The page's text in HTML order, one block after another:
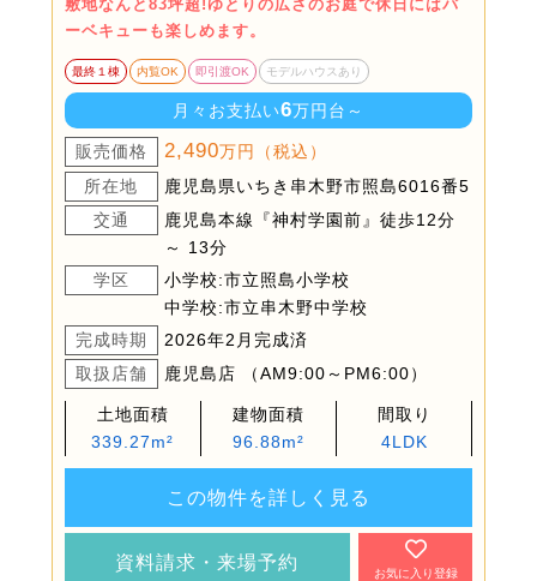
敷地なんと83坪超!ゆとりの広さのお庭で休日にはバ
ーベキューも楽しめます。
最終１棟 内覧OK 即引渡OK モデルハウスあり
月々お支払い6万円台～
販売価格 2,490万円（税込）
所在地
鹿児島県いちき串木野市照島6016番5
交通
鹿児島本線『神村学園前』徒歩12分
～ 13分
学区
小学校:市立照島小学校
中学校:市立串木野中学校
完成時期
2026年2月完成済
取扱店舗
鹿児島店 （AM9:00～PM6:00）
土地面積
339.27m²
建物面積
96.88m²
間取り
4LDK
この物件を詳しく見る
資料請求・来場予約
お気に入り登録